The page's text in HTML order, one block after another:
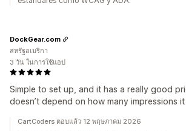
Simple to set up, and it has a really good
doesn’t depend on how many impressions
DockGear.com
สหรัฐอเมริกา
3 วัน ในการใช้แอป
CartCoders ตอบแล้ว 12 พฤษภาคม 2026